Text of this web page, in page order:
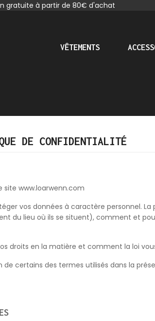
gratuite à partir de 80€ d'achat
VÊTEMENTS
DE CONFIDENTIALITÉ
www.loarwenn.com
vos données à caractère personnel.
du lieu où ils se situent), comment et
droits en la matière et comment la loi
certains des termes utilisés dans la